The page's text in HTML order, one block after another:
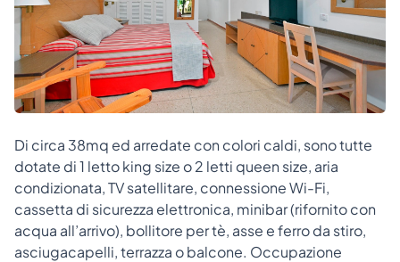
Di circa 38mq ed arredate con colori caldi, sono tutte
dotate di 1 letto king size o 2 letti queen size, aria
condizionata, TV satellitare, connessione Wi-Fi,
cassetta di sicurezza elettronica, minibar (rifornito con
acqua all’arrivo), bollitore per tè, asse e ferro da stiro,
asciugacapelli, terrazza o balcone. Occupazione